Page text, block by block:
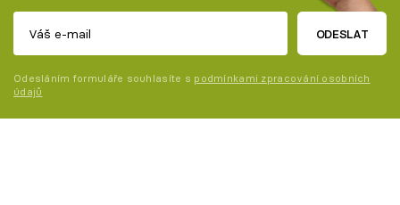
ODESLAT
Odesláním formuláře souhlasíte s podmínkami zpracování osobních
údajů